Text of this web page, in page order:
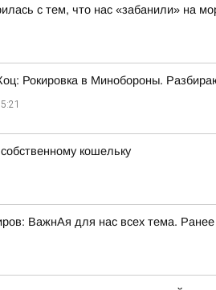
с тем, что нас «забанили» на
Рокировка в Минобороны.
кошельку
ВажнАя для нас всех тема.